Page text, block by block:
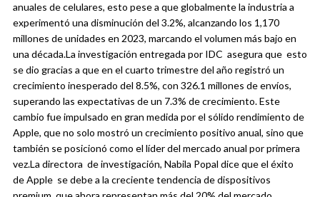
anuales de celulares, esto pese a que globalmente la industria a
experimentó una disminución del 3.2%, alcanzando los 1,170
millones de unidades en 2023, marcando el volumen más bajo en
una década.La investigación entregada por IDC asegura que esto
se dio gracias a que en el cuarto trimestre del año registró un
crecimiento inesperado del 8.5%, con 326.1 millones de envíos,
superando las expectativas de un 7.3% de crecimiento.Este
cambio fue impulsado en gran medida por el sólido rendimiento de
Apple, que no solo mostró un crecimiento positivo anual, sino que
también se posicionó como el líder del mercado anual por primera
vez.La directora de investigación, Nabila Popal dice que el éxito
de Apple se debe a la creciente tendencia de dispositivos